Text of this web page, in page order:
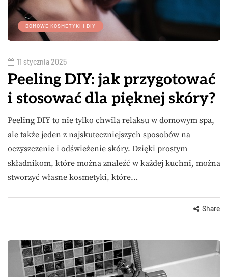
DOMOWE KOSMETYKI I DIY
11 stycznia 2025
Peeling DIY: jak przygotować
i stosować dla pięknej skóry?
Peeling DIY to nie tylko chwila relaksu w domowym spa,
ale także jeden z najskuteczniejszych sposobów na
oczyszczenie i odświeżenie skóry. Dzięki prostym
składnikom, które można znaleźć w każdej kuchni, można
stworzyć własne kosmetyki, które…
Share